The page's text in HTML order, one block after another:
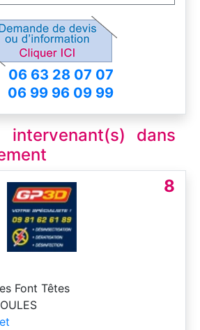
06 63 28 07 07
06 99 96 09 99
intervenant(s) dans
8
Font Têtes